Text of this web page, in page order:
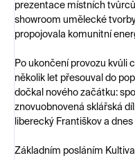
prezentace místních
showroom umělecké
propojovala komunitní
Po ukončení provozu kvůli
několik let přesouval do
dočkal nového začátku:
znovuobnovená sklářská
liberecký Františkov a
Základním posláním